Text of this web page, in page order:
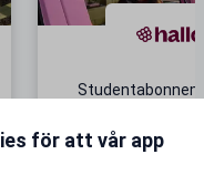
+ 20 GB
för att vår app